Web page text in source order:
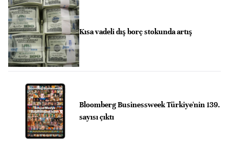
Kısa vadeli dış borç stokunda artış
Bloomberg Businessweek Türkiye'nin 139.
sayısı çıktı